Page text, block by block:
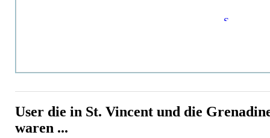
User die in St. Vincent und die
waren ...